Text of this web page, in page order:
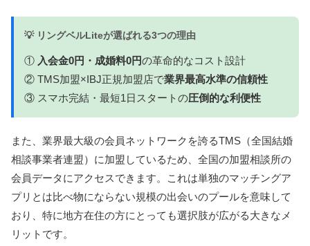
💡 リングベルLiteが選ばれる3つの理由
① 入会金0円・成婚料0円の革命的なコスト設計
② TMS加盟×IBJ正規加盟店で業界最高水準の信頼性
③ スマホ完結・最短1日スタートの圧倒的な利便性
また、業界最大級の会員ネットワークを誇るTMS（全国結婚
相談事業者連盟）に加盟しているため、全国の加盟相談所の
会員データにアクセスできます。これは単独のマッチングア
プリとは比べ物にならない規模の出会いのプールを意味して
おり、特に地方在住の方にとっても選択肢が広がる大きなメ
リットです。